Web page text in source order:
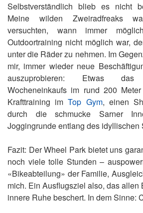
Selbstverständlich blieb es nicht
Meine wilden Zweiradfreaks
versuchten, wann immer
Outdoortraining nicht möglich war,
unter die Räder zu nehmen. Im
mir, immer wieder neue
auszuprobieren: Etwas
Wocheneinkaufs im rund 200
Krafttraining imTop Gym, einen
durch die schmucke Sarner
Joggingrunde entlang des idyllischen
Fazit: Der Wheel Park bietet uns
noch viele tolle Stunden –
«Bikeabteilung» der Familie,
mich. Ein Ausflugsziel also, das allen
innere Ruhe beschert. In dem Sinne: